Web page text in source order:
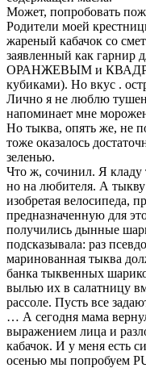
Может, попробовать
Родители моей
жареный кабачок со
заявленный как гарнир
ОРАНЖЕВЫМ и
кубиками). Но вкус .
Лично я не люблю
напоминает мне
Но тыква, опять же, не
тоже оказалось
зеленью.
Что ж, сочинил. Я кладу
но на любителя. А
изобретая велосипеда,
предназначенную для
получились дынные
подсказывала: раз
маринованная тыква
банка тыквенных
вылью их в салатницу
рассоле. Пусть все
… А сегодня мама
выражением лица и
кабачок. И у меня есть
осенью мы попробуем